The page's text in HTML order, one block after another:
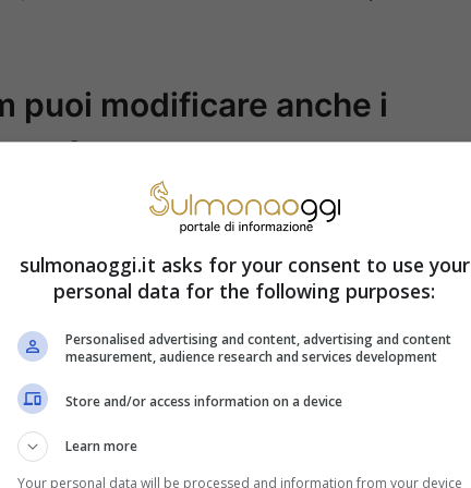
puoi modificare anche i
fare
per rendere i direct ancora più
più interessanti troviamo la possibilità di
l’invio, una funzione molto richiesta
o imprecisioni. Inoltre, gli utenti
facilitando l’accesso alle conversazioni
sulmonaoggi.it asks for your consent to use your
personal data for the following purposes:
Personalised advertising and content, advertising and content
measurement, audience research and services development
Store and/or access information on a device
Learn more
Your personal data will be processed and information from your device